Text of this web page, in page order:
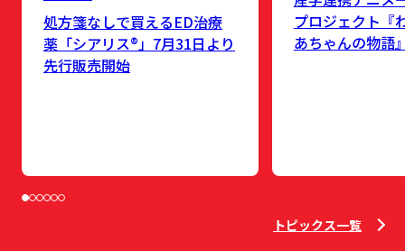
処方箋なしで買えるED治療
薬「シアリス®」7月31日より
先行販売開始
プロジェクト『
あちゃんの物語
トピックス一覧